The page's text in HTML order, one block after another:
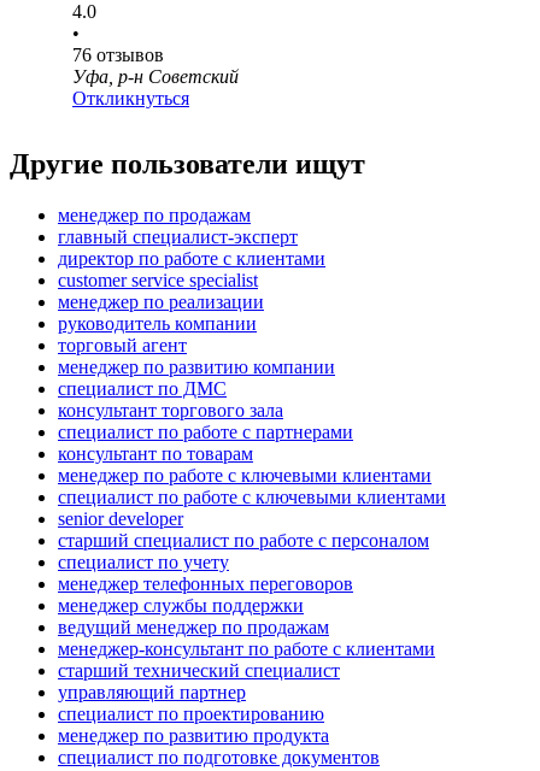
4.0
•
76 отзывов
Уфа, р-н Советский
Откликнуться
Другие пользователи ищут
менеджер по продажам
главный специалист-эксперт
директор по работе с клиентами
customer service specialist
менеджер по реализации
руководитель компании
торговый агент
менеджер по развитию компании
специалист по ДМС
консультант торгового зала
специалист по работе с партнерами
консультант по товарам
менеджер по работе с ключевыми клиентами
специалист по работе с ключевыми клиентами
senior developer
старший специалист по работе с персоналом
специалист по учету
менеджер телефонных переговоров
менеджер службы поддержки
ведущий менеджер по продажам
менеджер-консультант по работе с клиентами
старший технический специалист
управляющий партнер
специалист по проектированию
менеджер по развитию продукта
специалист по подготовке документов